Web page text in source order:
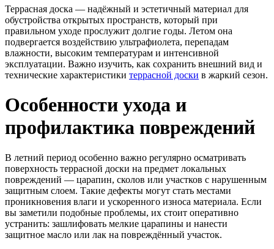
Террасная доска — надёжный и эстетичный материал для
обустройства открытых пространств, который при
правильном уходе прослужит долгие годы. Летом она
подвергается воздействию ультрафиолета, перепадам
влажности, высоким температурам и интенсивной
эксплуатации. Важно изучить, как сохранить внешний вид и
технические характеристики террасной доски в жаркий сезон.
Особенности ухода и
профилактика повреждений
В летний период особенно важно регулярно осматривать
поверхность террасной доски на предмет локальных
повреждений — царапин, сколов или участков с нарушенным
защитным слоем. Такие дефекты могут стать местами
проникновения влаги и ускоренного износа материала. Если
вы заметили подобные проблемы, их стоит оперативно
устранить: зашлифовать мелкие царапины и нанести
защитное масло или лак на повреждённый участок.